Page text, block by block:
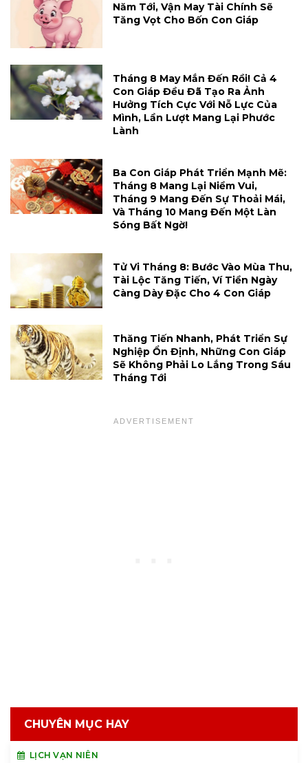
Năm Tới, Vận May Tài Chính Sẽ
Tăng Vọt Cho Bốn Con Giáp
Tháng 8 May Mắn Đến Rồi! Cả 4
Con Giáp Đều Đã Tạo Ra Ảnh
Hưởng Tích Cực Với Nỗ Lực Của
Mình, Lần Lượt Mang Lại Phước
Lành
Ba Con Giáp Phát Triển Mạnh Mẽ:
Tháng 8 Mang Lại Niềm Vui,
Tháng 9 Mang Đến Sự Thoải Mái,
Và Tháng 10 Mang Đến Một Làn
Sóng Bất Ngờ!
Tử Vi Tháng 8: Bước Vào Mùa Thu,
Tài Lộc Tăng Tiến, Ví Tiền Ngày
Càng Dày Đặc Cho 4 Con Giáp
Thăng Tiến Nhanh, Phát Triển Sự
Nghiệp Ổn Định, Những Con Giáp
Sẽ Không Phải Lo Lắng Trong Sáu
Tháng Tới
CHUYÊN MỤC HAY
LỊCH VẠN NIÊN